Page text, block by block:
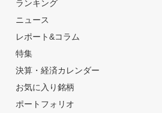
ランキング
ニュース
レポート&コラム
特集
決算・経済カレンダー
お気に入り銘柄
ポートフォリオ